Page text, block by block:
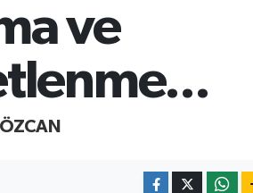
ve